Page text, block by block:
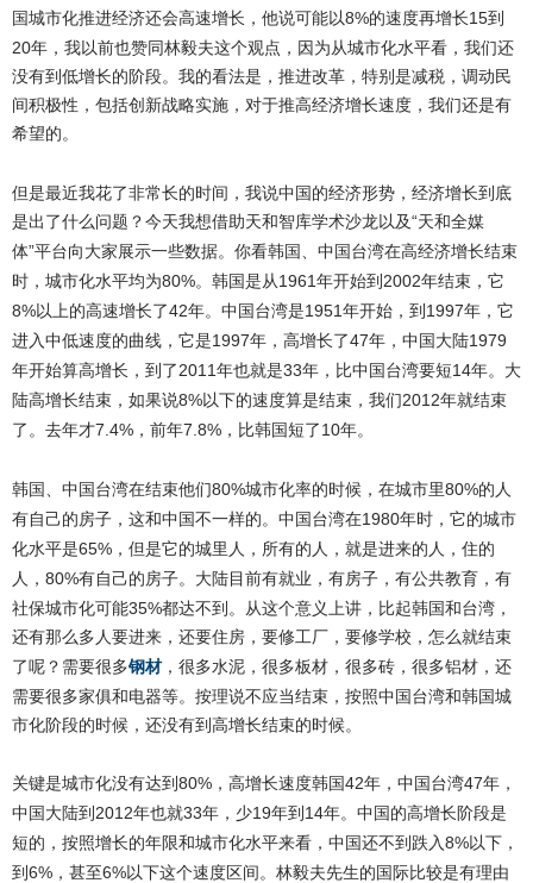
国城市化推进经济还会高速增长，他说可能以8%的速度再增长15到
20年，我以前也赞同林毅夫这个观点，因为从城市化水平看，我们还
没有到低增长的阶段。我的看法是，推进改革，特别是减税，调动民
间积极性，包括创新战略实施，对于推高经济增长速度，我们还是有
希望的。
但是最近我花了非常长的时间，我说中国的经济形势，经济增长到底
是出了什么问题？今天我想借助天和智库学术沙龙以及“天和全媒
体”平台向大家展示一些数据。你看韩国、中国台湾在高经济增长结束
时，城市化水平均为80%。韩国是从1961年开始到 2002年结束，它
8%以上的高速增长了42年。中国台湾是1951年开始，到 1997年，它
进入中低速度的曲线，它是1997年，高增长了47年，中国大陆1979
年开始算高增长，到了 2011年也就是33年，比中国台湾要短14年。大
陆高增长结束，如果说8%以下的速度算是结束，我们 2012年就结束
了。去年才7.4%，前年7.8%，比韩国短了 10年。
韩国、中国台湾在结束他们80%城市化率的时候，在城市里80%的人
有自己的房子，这和中国不一样的。中国台湾在1980年时，它的城市
化水平是65%，但是它的城里人，所有的人，就是进来的人，住的
人， 80%有自己的房子。大陆目前有就业，有房子，有公共教育，有
社保城市化可能35%都达不到。从这个意义上讲，比起韩国和台湾，
还有那么多人要进来，还要住房，要修工厂，要修学校，怎么就结束
了呢？需要很多钢材，很多水泥，很多板材，很多砖，很多铝材，还
需要很多家俱和电器等。按理说不应当结束，按照中国台湾和韩国城
市化阶段的时候，还没有到高增长结束的时候。
关键是城市化没有达到80%，高增长速度韩国 42年，中国台湾47年，
中国大陆到 2012年也就33年，少19年到 14年。中国的高增长阶段是
短的，按照增长的年限和城市化水平来看，中国还不到跌入8%以下，
到 6%，甚至6%以下这个速度区间。林毅夫先生的国际比较是有理由